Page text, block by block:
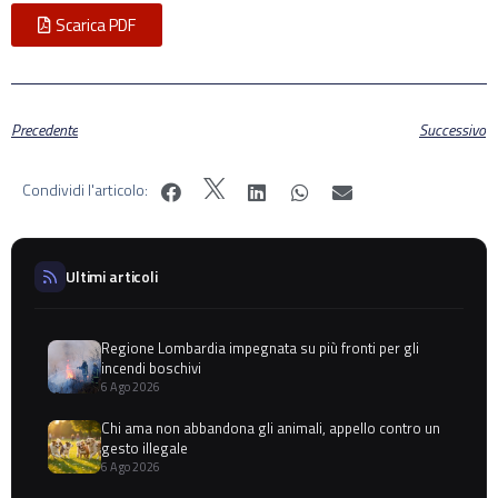
Scarica PDF
Precedente Successivo
Condividi l'articolo:
Ultimi articoli
Regione Lombardia impegnata su più fronti per gli
incendi boschivi
6 Ago 2026
Chi ama non abbandona gli animali, appello contro un
gesto illegale
6 Ago 2026